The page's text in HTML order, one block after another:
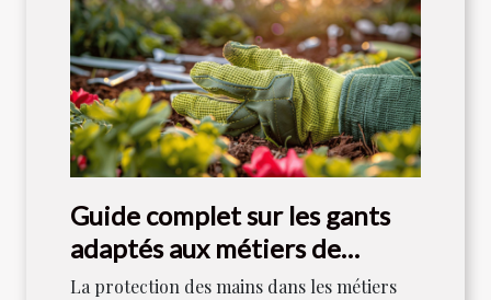
Guide complet sur les gants
adaptés aux métiers de
l'aménagement extérieur
La protection des mains dans les métiers